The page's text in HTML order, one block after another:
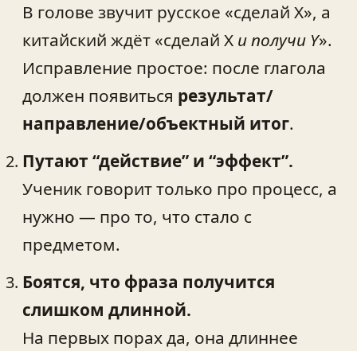
В голове звучит русское «сделай X», а
китайский ждёт «сделай X и получи Y».
Исправление простое: после глагола
должен появиться результат/
направление/объектный итог.
Путают “действие” и “эффект”.
Ученик говорит только про процесс, а
нужно — про то, что стало с
предметом.
Боятся, что фраза получится
слишком длинной.
На первых порах да, она длиннее